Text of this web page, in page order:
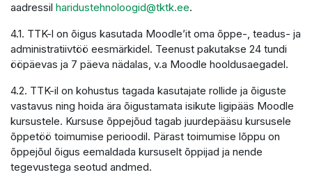
aadressil haridustehnoloogid@tktk.ee.
4.1. TTK-l on õigus kasutada Moodle’it oma õppe-, teadus- ja
administratiivtöö eesmärkidel. Teenust pakutakse 24 tundi
ööpäevas ja 7 päeva nädalas, v.a Moodle hooldusaegadel.
4.2. TTK-il on kohustus tagada kasutajate rollide ja õiguste
vastavus ning hoida ära õigustamata isikute ligipääs Moodle
kursustele. Kursuse õppejõud tagab juurdepääsu kursusele
õppetöö toimumise perioodil. Pärast toimumise lõppu on
õppejõul õigus eemaldada kursuselt õppijad ja nende
tegevustega seotud andmed.